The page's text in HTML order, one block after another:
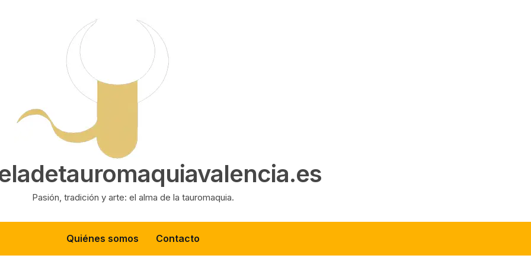
Pasión, tradición y arte: el alma de la tauromaquia.
Quiénes somos Contacto